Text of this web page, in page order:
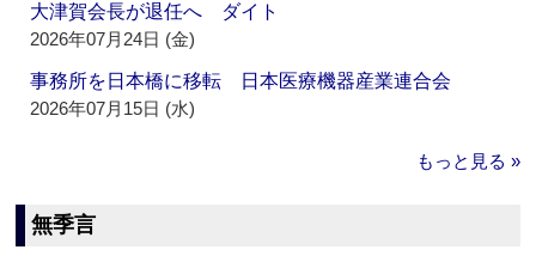
大津賀会長が退任へ ダイト
2026年07月24日 (金)
事務所を日本橋に移転 日本医療機器産業連合会
2026年07月15日 (水)
もっと見る »
無季言